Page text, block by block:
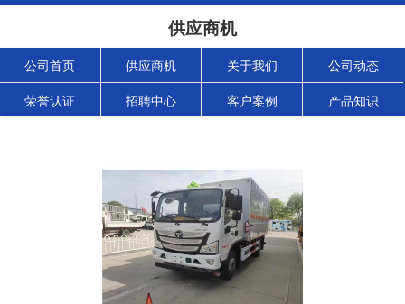
供应商机
公司首页 供应商机 关于我们 公司动态
荣誉认证 招聘中心 客户案例 产品知识